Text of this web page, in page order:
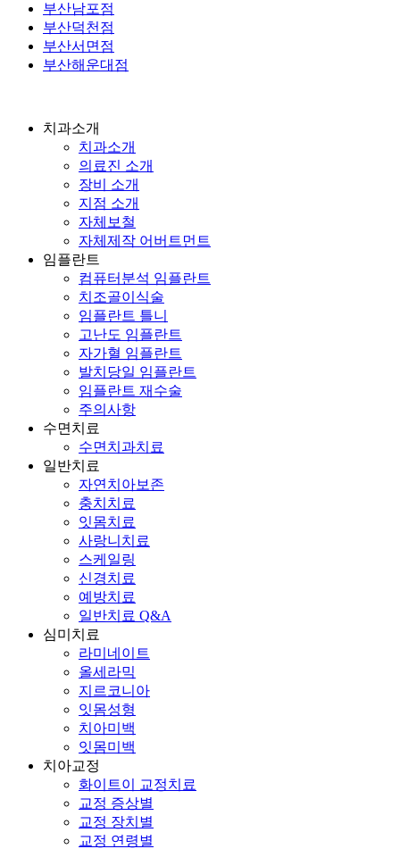
부산남포점
부산덕천점
부산서면점
부산해운대점
치과소개
치과소개
의료진 소개
장비 소개
지점 소개
자체보철
자체제작 어버트먼트
임플란트
컴퓨터분석 임플란트
치조골이식술
임플란트 틀니
고난도 임플란트
자가혈 임플란트
발치당일 임플란트
임플란트 재수술
주의사항
수면치료
수면치과치료
일반치료
자연치아보존
충치치료
잇몸치료
사랑니치료
스케일링
신경치료
예방치료
일반치료 Q&A
심미치료
라미네이트
올세라믹
지르코니아
잇몸성형
치아미백
잇몸미백
치아교정
화이트이 교정치료
교정 증상별
교정 장치별
교정 연령별